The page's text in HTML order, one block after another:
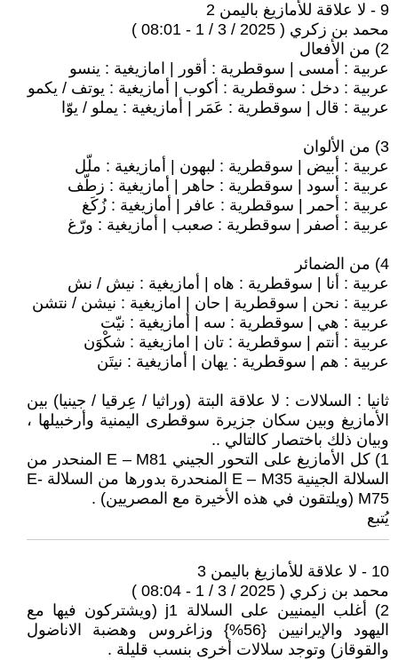
9 - لا علاقة للأمازيغ باليمن 2
محمد بن زكري ( 2025 / 3 / 1 - 08:01 )
2) من الأفعال
عربية : أمسى | سوقطرية : أقور | امازيغية : ينسو
عربية : دخل : سوقطرية : أكوب | أمازيغية : يوتف / يكمو
عربية : قال | سوقطرية : عَمَر | أمازيغية : يملو / يوّا
3) من الألوان
عربية : أبيض | سوقطرية : لبهون | أمازيغية : ملّل
عربية : أسود | سوقطرية : حاهر | أمازيغية : زطّف
عربية : أحمر | سوقطرية : عافر | أمازيغية : زُكَغ
عربية : أصفر | سوقطرية : صعبب | أمازيغية : ورّغ
4) من الضمائر
عربية : أنا | سوقطرية : هاه | أمازيغية : نيش / نش
عربية : نحن | سوقطرية | حان | امازيغية : نيشن / نتشن
عربية : هي | سوقطرية : سه | أمازيغية : نيّت
عربية : أنتم | سوقطرية : تان | امازيغية : شكْوَن
عربية : هم | سوقطرية : يهان | أمازيغية : نيتَن
ثانيا : السلالات : لا علاقة البتة (وراثيا / عِرقيا / جينيا) بين
الأمازيغ وبين سكان جزيرة سوقطرى اليمنية وأرخبيلها ،
وبيان ذلك باختصار كالتالي ..
1) كل الأمازيغ على التحور الجيني E – M81 المنحدر من
السلالة الجينية E – M35 المنحدرة بدورها من السلالة E-
M75 (ويلتقون في هذه الأخيرة مع المصريين) .
يُتبع
10 - لا علاقة للأمازيغ باليمن 3
محمد بن زكري ( 2025 / 3 / 1 - 08:04 )
2) أغلب اليمنيين على السلالة j1 (ويشتركون فيها مع
اليهود والإيرانيين {56%} وزاغروس وهضبة الاناضول
والقوقاز) وتوجد سلالات أخرى بنسب قليلة .